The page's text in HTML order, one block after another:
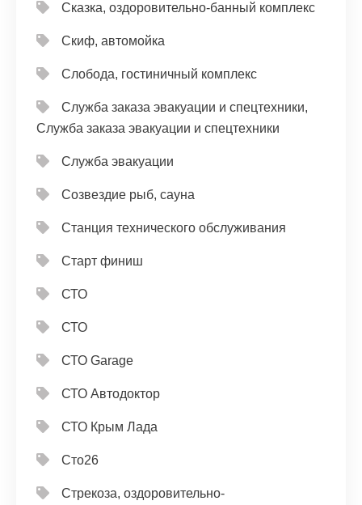
Сказка, оздоровительно-банный комплекс
Скиф, автомойка
Слобода, гостиничный комплекс
Служба заказа эвакуации и спецтехники,
Служба заказа эвакуации и спецтехники
Служба эвакуации
Созвездие рыб, сауна
Станция технического обслуживания
Старт финиш
СТО
СТО
СТО Garage
СТО Автодоктор
СТО Крым Лада
Сто26
Стрекоза, оздоровительно-